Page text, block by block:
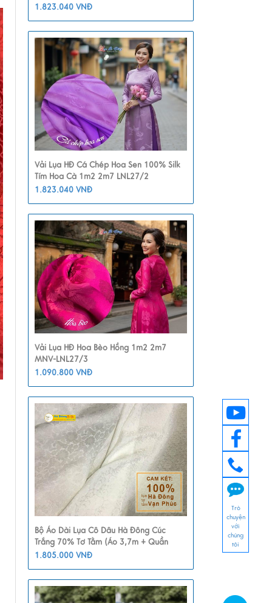
1.823.040 VNĐ
Vải Lụa HĐ Cá Chép Hoa Sen 100% Silk
Tím Hoa Cà 1m2 2m7 LNL27/2
1.823.040 VNĐ
Vải Lụa HĐ Hoa Bèo Hồng 1m2 2m7
MNV-LNL27/3
1.090.800 VNĐ
Bộ Áo Dài Lụa Cô Dâu Hà Đông Cúc
Trắng 70% Tơ Tằm (Áo 3,7m + Quần
2,3m) MNV-LHD17
1.805.000 VNĐ
Trò
chuyện
với
chúng
tôi